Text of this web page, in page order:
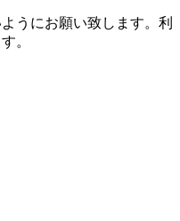
うにお願い致します。利
。